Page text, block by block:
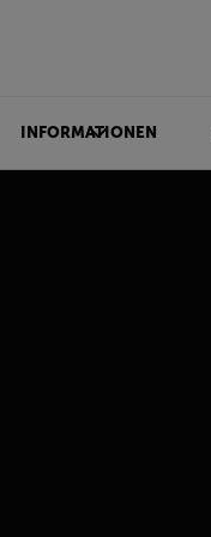
INFORMATIONEN